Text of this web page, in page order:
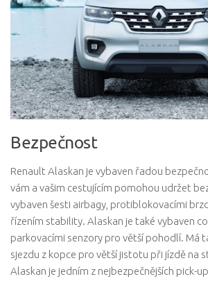
Bezpečnost
Renault Alaskan je vybaven řadou
vám a vašim cestujícím pomohou udržet
vybaven šesti airbagy, protiblokovacími
řízením stability. Alaskan je také vybaven
parkovacími senzory pro větší pohodlí. Má
sjezdu z kopce pro větší jistotu při jízdě na
Alaskan je jedním z nejbezpečnějších pick-